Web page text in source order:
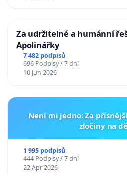
Za udržitelné a humánní
Apolinářky
7 482 podpisů
696 Podpisy / 7 dní
10 Jun 2026
Není mi jedno: Za
zločiny na
1 995 podpisů
444 Podpisy / 7 dní
22 Apr 2026